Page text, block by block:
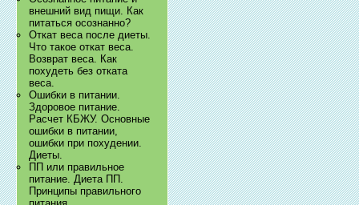
внешний вид пищи. Как
питаться осознанно?
Откат веса после диеты.
Что такое откат веса.
Возврат веса. Как
похудеть без отката
веса.
Ошибки в питании.
Здоровое питание.
Расчет КБЖУ. Основные
ошибки в питании,
ошибки при похудении.
Диеты.
ПП или правильное
питание. Диета ПП.
Принципы правильного